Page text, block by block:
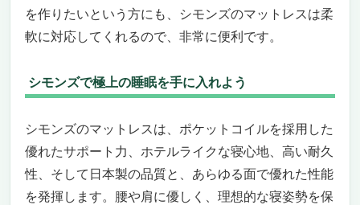
を作りたいという方にも、シモンズのマットレスは柔
軟に対応してくれるので、非常に便利です。
シモンズで極上の睡眠を手に入れよう
シモンズのマットレスは、ポケットコイルを採用した
優れたサポート力、ホテルライクな寝心地、高い耐久
性、そして日本製の品質と、あらゆる面で優れた性能
を発揮します。腰や肩に優しく、理想的な寝姿勢を保